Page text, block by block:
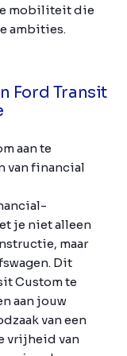
mobiliteit die
ambities.
Ford Transit
aan te
van financial
je niet alleen
maar
Dit
Custom te
aan jouw
van een
vrijheid van